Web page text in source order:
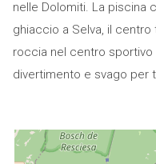
nelle Dolomiti. La piscina
ghiaccio a Selva, il
roccia nel centro sportivo
divertimento e svago per